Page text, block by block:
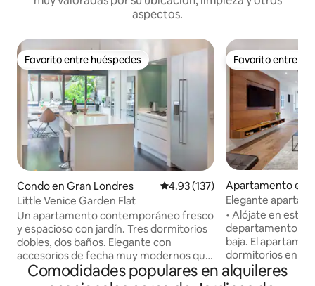
aspectos.
Favorito entre huéspedes
Favorito entre huéspedes
Condo en Gran Londres Calificación promedio: 4.93 de
4.93 (137)
Little Venice Garden Flat
Un apartamento contemporáneo fresco
y espacioso con jardín. Tres dormitorios
dobles, dos baños. Elegante con
accesorios de fecha muy modernos que
incluyen aire acondicionado, calefacción
por suelo radiante, cine en el hogar y
Favorito entre
Favorito entre
Apartamento en
res
Elegante
centro de
• Alójate en este
departamento de
baja. El
dormitorios en
aire
estar. El
Comodidades populares en alquileres